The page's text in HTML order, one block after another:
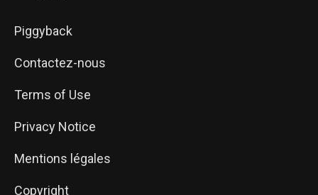
Piggyback
Contactez-nous
Terms of Use
Privacy Notice
Mentions légales
Copyright